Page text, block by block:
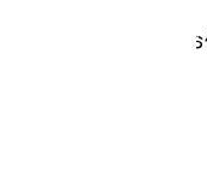
au(ezweb.ne.jp)を